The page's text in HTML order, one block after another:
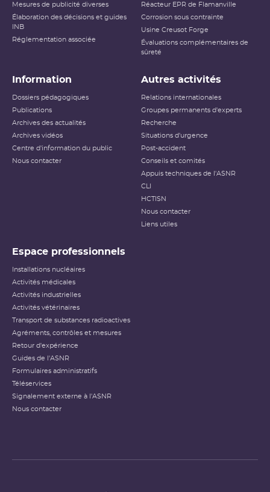
Mesures de publicité diverses
Élaboration des décisions et guides
INB
Réglementation associée
Réacteur EPR de Flamanville
Corrosion sous contrainte
Usine Creusot Forge
Évaluations complémentaires de
sûreté
Information
Dossiers pédagogiques
Publications
Archives des actualités
Archives vidéos
Centre d'information du public
Nous contacter
Autres activités
Relations internationales
Groupes permanents d'experts
Recherche
Situations d'urgence
Post-accident
Conseils et comités
Appuis techniques de l'ASNR
CLI
HCTISN
Nous contacter
Liens utiles
Espace professionnels
Installations nucléaires
Activités médicales
Activités industrielles
Activités vétérinaires
Transport de substances radioactives
Agréments, contrôles et mesures
Retour d'expérience
Guides de l'ASNR
Formulaires administratifs
Téléservices
Signalement externe à l'ASNR
Nous contacter